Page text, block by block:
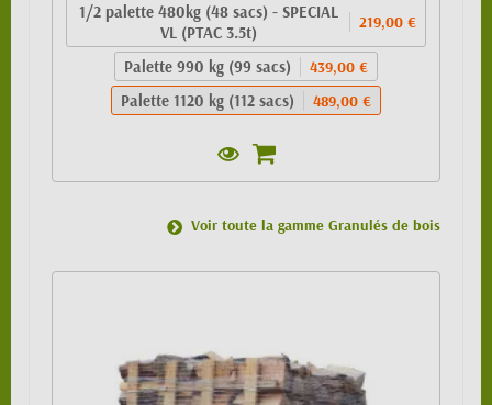
1/2 palette 480kg (48 sacs) - SPECIAL
VL (PTAC 3.5t)
219,00 €
Palette 990 kg (99 sacs) 439,00 €
Palette 1120 kg (112 sacs) 489,00 €
Voir toute la gamme Granulés de bois